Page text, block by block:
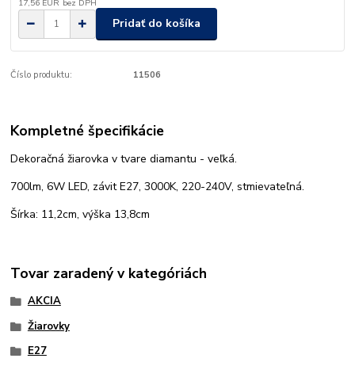
17,56 EUR bez DPH
Pridať do košíka
Číslo produktu: 11506
Kompletné špecifikácie
Dekoračná žiarovka v tvare diamantu - veľká.
700lm, 6W LED, závit E27, 3000K, 220-240V, stmievateľná.
Šírka: 11,2cm, výška 13,8cm
Tovar zaradený v kategóriách
AKCIA
Žiarovky
E27